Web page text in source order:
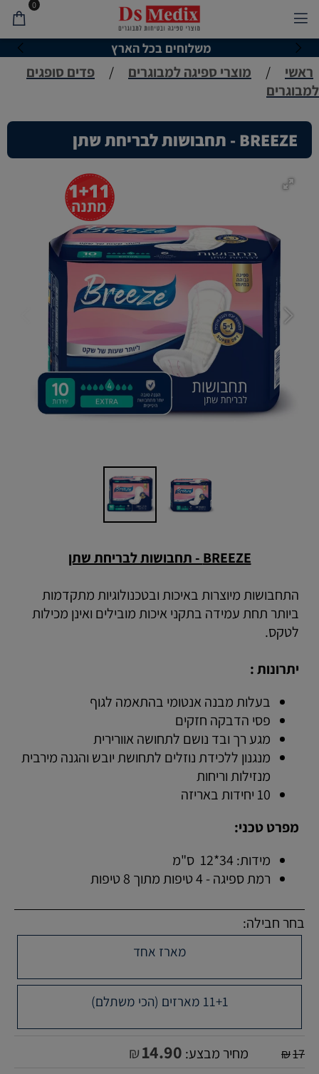
משלוחים בכל הארץ
0
ראשי / מוצרי ספיגה למבוגרים /
פדים סופגים
למבוגרים
BREEZE - תחבושות לבריחת שתן
BREEZE - תחבושות לבריחת שתן
התחבושות מיוצרות באיכות ובטכנולוגיות מתקדמות
ביותר תחת עמידה בתקני איכות מובילים ואינן מכילות
לטקס.
יתרונות :
בעלות מבנה אנטומי בהתאמה לגוף
פסי הדבקה חזקים
מגע רך ובד נושם לתחושה אוורירית
מנגנון ללכידת נוזלים לתחושת יובש והגנה מירבית
מנזילות וריחות
10 יחידות באריזה
מפרט טכני:
מידות: 34*12 ס"מ
רמת ספיגה - 4 טיפות מתוך 8 טיפות
בחר חבילה:
מארז אחד
11+1 מארזים (הכי משתלם)
₪17 מחיר מבצע: ₪14.90